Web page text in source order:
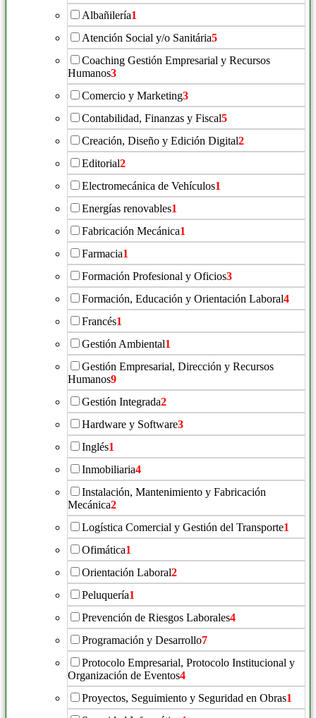
Albañilería1
Atención Social y/o Sanitária5
Coaching Gestión Empresarial y Recursos
Humanos3
Comercio y Marketing3
Contabilidad, Finanzas y Fiscal5
Creación, Diseño y Edición Digital2
Editorial2
Electromecánica de Vehículos1
Energías renovables1
Fabricación Mecánica1
Farmacia1
Formación Profesional y Oficios3
Formación, Educación y Orientación Laboral4
Francés1
Gestión Ambiental1
Gestión Empresarial, Dirección y Recursos
Humanos9
Gestión Integrada2
Hardware y Software3
Inglés1
Inmobiliaria4
Instalación, Mantenimiento y Fabricación
Mecánica2
Logística Comercial y Gestión del Transporte1
Ofimática1
Orientación Laboral2
Peluquería1
Prevención de Riesgos Laborales4
Programación y Desarrollo7
Protocolo Empresarial, Protocolo Institucional y
Organización de Eventos4
Proyectos, Seguimiento y Seguridad en Obras1